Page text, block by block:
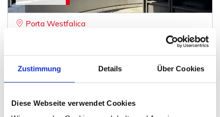
Zustimmung Details Über Cookies
Diese Webseite verwendet Cookies
Porta Westfalica
Äußerst gepflegte Eigentumswohnung für
Etagenwohnung